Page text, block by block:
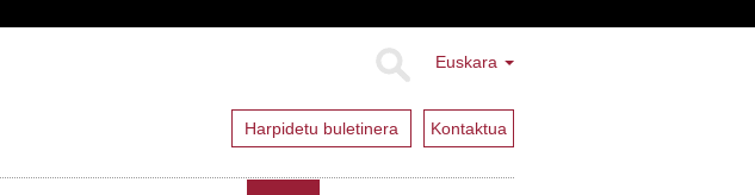
Euskara
Harpidetu buletinera Kontaktua